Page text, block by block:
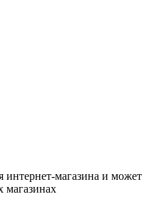
интернет-магазина и может
магазинах